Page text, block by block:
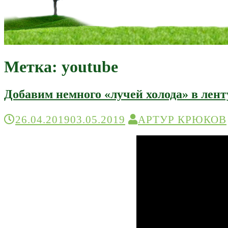
Записки Линуксоида
Я вижу Мир, Мир видит меня
Метка: youtube
Добавим немного «лучей холода» в
26.04.201903.05.2019 АРТУР КРЮКОВ